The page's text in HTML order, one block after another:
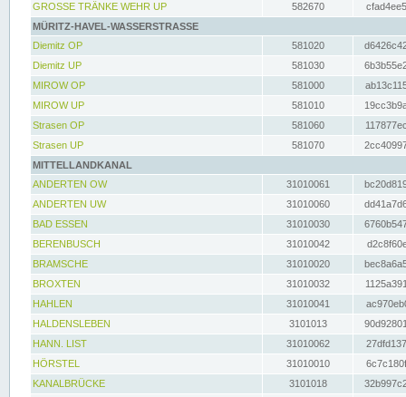
GROSSE TRÄNKE WEHR UP
582670
MÜRITZ-HAVEL-WASSERSTRASSE
Diemitz OP
581020
Diemitz UP
581030
MIROW OP
581000
MIROW UP
581010
Strasen OP
581060
Strasen UP
581070
MITTELLANDKANAL
ANDERTEN OW
31010061
ANDERTEN UW
31010060
BAD ESSEN
31010030
BERENBUSCH
31010042
BRAMSCHE
31010020
BROXTEN
31010032
HAHLEN
31010041
HALDENSLEBEN
3101013
HANN. LIST
31010062
HÖRSTEL
31010010
KANALBRÜCKE
3101018